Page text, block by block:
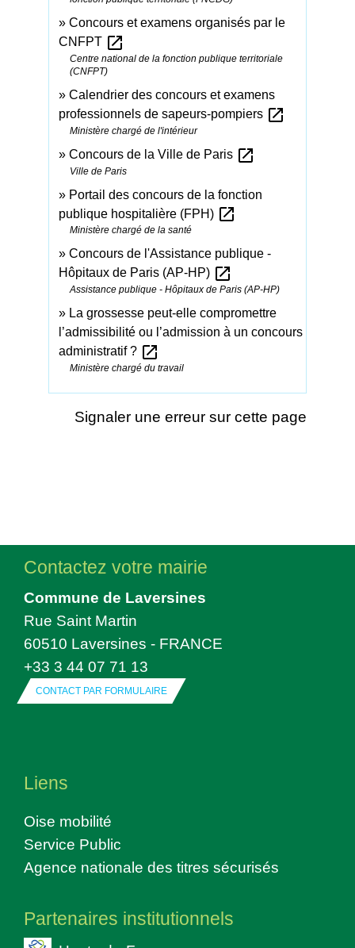
Concours et examens organisés par le
CNFPT open_in_new
Centre national de la fonction publique territoriale
(CNFPT)
Calendrier des concours et examens
professionnels de sapeurs-pompiers open_in_new
Ministère chargé de l'intérieur
Concours de la Ville de Paris open_in_new
Ville de Paris
Portail des concours de la fonction
publique hospitalière (FPH) open_in_new
Ministère chargé de la santé
Concours de l'Assistance publique -
Hôpitaux de Paris (AP-HP) open_in_new
Assistance publique - Hôpitaux de Paris (AP-HP)
La grossesse peut-elle compromettre
l’admissibilité ou l’admission à un concours
administratif ? open_in_new
Ministère chargé du travail
Signaler une erreur sur cette page
Contactez votre mairie
Commune de Laversines
Rue Saint Martin
60510 Laversines - FRANCE
+33 3 44 07 71 13
CONTACT PAR FORMULAIRE
Liens
Oise mobilité
Service Public
Agence nationale des titres sécurisés
Partenaires institutionnels